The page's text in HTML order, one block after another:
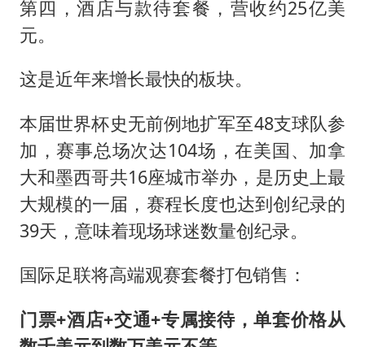
第四，酒店与款待套餐，营收约25亿美
元。
这是近年来增长最快的板块。
本届世界杯史无前例地扩军至48支球队参
加，赛事总场次达104场，在美国、加拿
大和墨西哥共16座城市举办，是历史上最
大规模的一届，赛程长度也达到创纪录的
39天，意味着现场球迷数量创纪录。
国际足联将高端观赛套餐打包销售：
门票+酒店+交通+专属接待，单套价格从